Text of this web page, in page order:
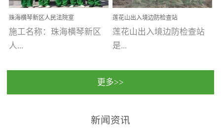
她将越来越枝繁叶茂，终
将会成为一棵参天大树！
优吸环保截止2020年拥有
全国600家网点分支机构。
致酒店是为中高端人士...
州)校区 工程案...
珠海横琴新区人民法院室
内除甲醛空气治理项目
施工名称：珠海横琴新区
人...
民法院室内除甲醛空气治
保施工日期：2020年1月珠
莲花山出入境边防检查站
室内除甲醛空气治理项目
莲花山出入境边防检查站
是...
国家通过设在对外开放口
（及各出入境边防检查
更多>>
新闻资讯